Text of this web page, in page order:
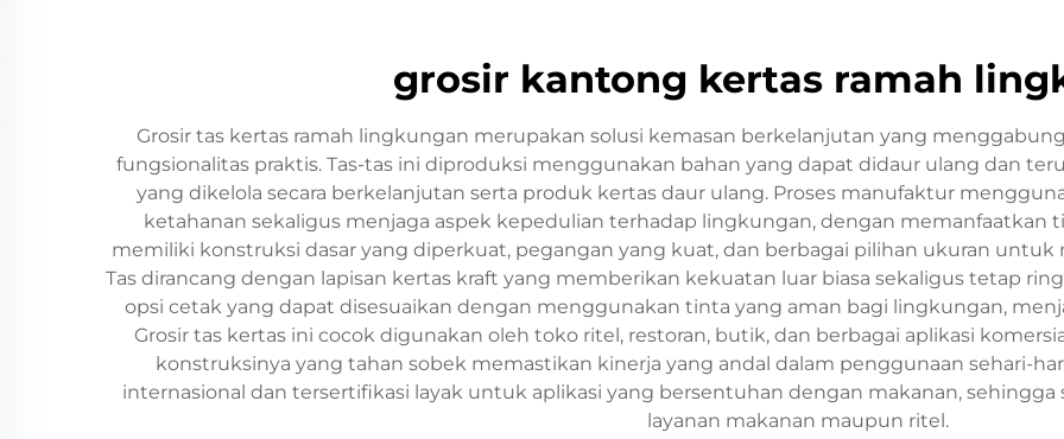
grosir kantong kertas ramah
Grosir tas kertas ramah lingkungan merupakan solusi kemasan berkelanjutan yang
fungsionalitas praktis. Tas-tas ini diproduksi menggunakan bahan yang dapat didaur ulang dan
yang dikelola secara berkelanjutan serta produk kertas daur ulang. Proses manufaktur
ketahanan sekaligus menjaga aspek kepedulian terhadap lingkungan, dengan memanfaatkan
memiliki konstruksi dasar yang diperkuat, pegangan yang kuat, dan berbagai pilihan ukuran
Tas dirancang dengan lapisan kertas kraft yang memberikan kekuatan luar biasa sekaligus tetap
opsi cetak yang dapat disesuaikan dengan menggunakan tinta yang aman bagi lingkungan,
Grosir tas kertas ini cocok digunakan oleh toko ritel, restoran, butik, dan berbagai aplikasi
konstruksinya yang tahan sobek memastikan kinerja yang andal dalam penggunaan sehari-
internasional dan tersertifikasi layak untuk aplikasi yang bersentuhan dengan makanan,
layanan makanan maupun ritel.